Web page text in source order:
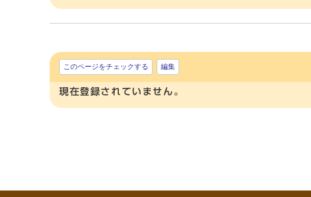
このページをチェックする 編集
現在登録されていません。